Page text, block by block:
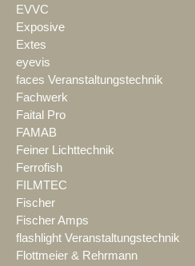
EVVC
Exposive
Extes
eyevis
faces Veranstaltungstechnik
Fachwerk
Faital Pro
FAMAB
Feiner Lichttechnik
Ferrofish
FILMTEC
Fischer
Fischer Amps
flashlight Veranstaltungstechnik
Flottmeier & Rehrmann